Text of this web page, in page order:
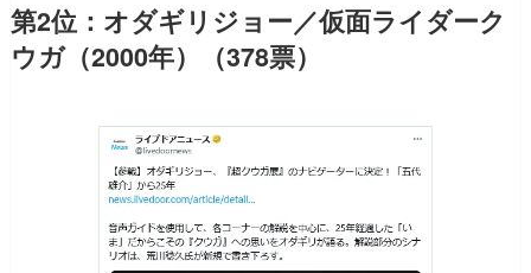
第2位：オダギリジョー／仮面ライダーク
ウガ（2000年）（378票）